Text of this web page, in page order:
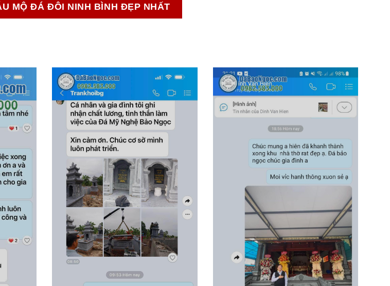
MỘ ĐÁ ĐÔI NINH BÌNH ĐẸP NHẤT